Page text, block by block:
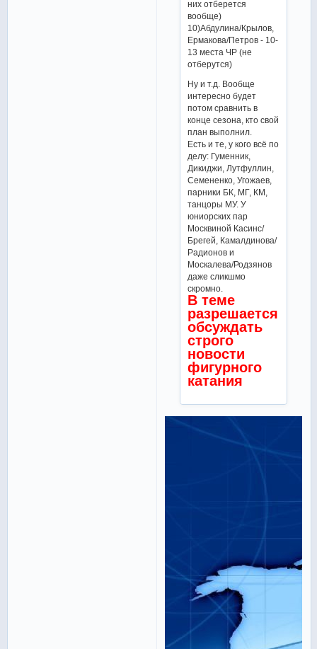
них отберется
вообще)
10)Абдулина/Крылов,
Ермакова/Петров - 10-
13 места ЧР (не
отберутся)
Ну и т.д. Вообще
интересно будет
потом сравнить в
конце сезона, кто свой
план выполнил.
Есть и те, у кого всё по
делу: Гуменник,
Дикиджи, Лутфуллин,
Семененко, Угожаев,
парники БК, МГ, КМ,
танцоры МУ. У
юниорских пар
Москвиной Касинс/
Брегей, Камалдинова/
Радионов и
Москалева/Родзянов
даже сликшмо
скромно.
В теме
разрешается
обсуждать
строго
новости
фигурного
катания